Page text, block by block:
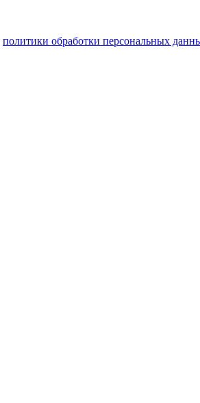
политики обработки персональных